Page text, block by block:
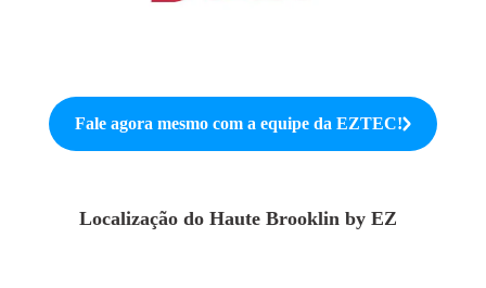
Fale agora mesmo com a equipe da EZTEC!
Localização do Haute Brooklin by EZ